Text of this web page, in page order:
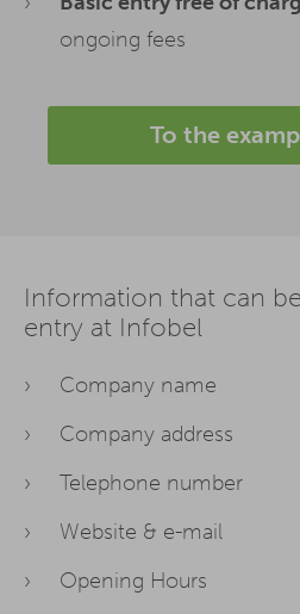
ongoing fees
To the
Information that can
entry at Infobel
Company name
Company address
Telephone number
Website & e-mail
Opening Hours